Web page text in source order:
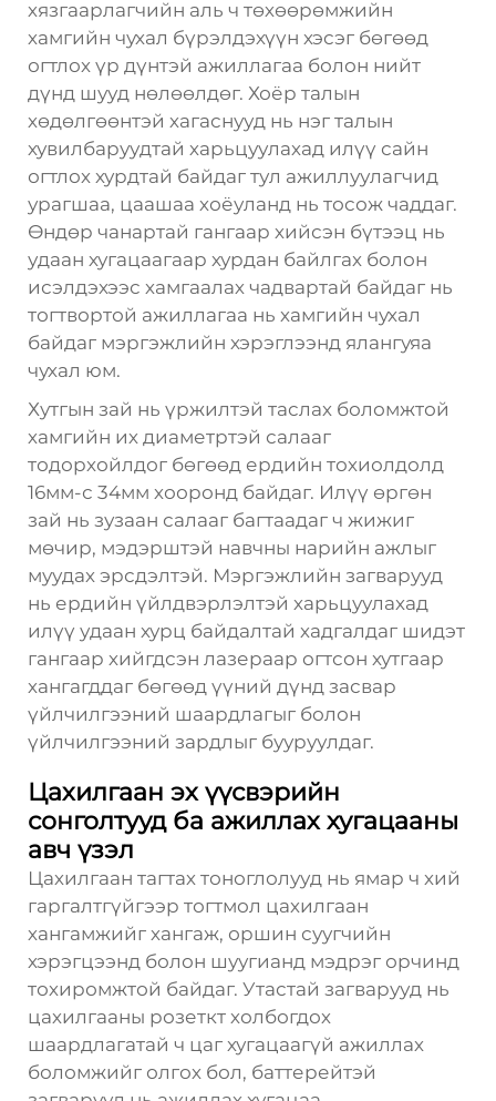
хязгаарлагчийн аль ч төхөөрөмжийн
хамгийн чухал бүрэлдэхүүн хэсэг бөгөөд
огтлох үр дүнтэй ажиллагаа болон нийт
дүнд шууд нөлөөлдөг. Хоёр талын
хөдөлгөөнтэй хагаснууд нь нэг талын
хувилбаруудтай харьцуулахад илүү сайн
огтлох хурдтай байдаг тул ажиллуулагчид
урагшаа, цаашаа хоёуланд нь тосож чаддаг.
Өндөр чанартай гангаар хийсэн бүтээц нь
удаан хугацаагаар хурдан байлгах болон
исэлдэхээс хамгаалах чадвартай байдаг нь
тогтвортой ажиллагаа нь хамгийн чухал
байдаг мэргэжлийн хэрэглээнд ялангуяа
чухал юм.
Хутгын зай нь үржилтэй таслах боломжтой
хамгийн их диаметртэй салааг
тодорхойлдог бөгөөд ердийн тохиолдолд
16мм-с 34мм хооронд байдаг. Илүү өргөн
зай нь зузаан салааг багтаадаг ч жижиг
мөчир, мэдэрштэй навчны нарийн ажлыг
муудах эрсдэлтэй. Мэргэжлийн загварууд
нь ердийн үйлдвэрлэлтэй харьцуулахад
илүү удаан хурц байдалтай хадгалдаг шидэт
гангаар хийгдсэн лазераар огтсон хутгаар
хангагддаг бөгөөд үүний дүнд засвар
үйлчилгээний шаардлагыг болон
үйлчилгээний зардлыг бууруулдаг.
Цахилгаан эх үүсвэрийн
сонголтууд ба ажиллах хугацааны
авч үзэл
Цахилгаан тагтах тоноглолууд нь ямар ч хий
гаргалтгүйгээр тогтмол цахилгаан
хангамжийг хангаж, оршин суугчийн
хэрэгцээнд болон шуугианд мэдрэг орчинд
тохиромжтой байдаг. Утастай загварууд нь
цахилгааны розеткт холбогдох
шаардлагатай ч цаг хугацаагүй ажиллах
боломжийг олгох бол, баттерейтэй